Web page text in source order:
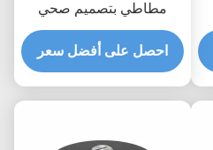
مطاطي بتصميم صحي
وسلس مع سهولة الغسل
والتخميد التدريجي
احصل على أفضل سعر